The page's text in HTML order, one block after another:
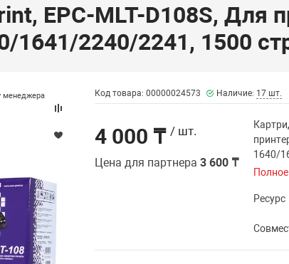
EPC-MLT-D108S, Для
1641/2240/2241, 1500
менеджера Код товара: 00000024573 Наличие: 17 шт.
4 000 ₸ / шт.
Цена для партнера3 600 ₸
1640/
Ресурс